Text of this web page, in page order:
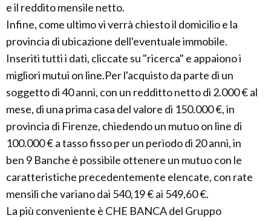
e il reddito mensile netto.
Infine, come ultimo vi verrà chiesto il domicilio e la
provincia di ubicazione dell'eventuale immobile.
Inseriti tutti i dati, cliccate su "ricerca" e appaiono i
migliori mutui on line.Per l'acquisto da parte di un
soggetto di 40 anni, con un redditto netto di 2.000 € al
mese, di una prima casa del valore di 150.000 €, in
provincia di Firenze, chiedendo un mutuo on line di
100.000 € a tasso fisso per un periodo di 20 anni, in
ben 9 Banche è possibile ottenere un mutuo con le
caratteristiche precedentemente elencate, con rate
mensili che variano dai 540,19 € ai 549,60 €.
La più conveniente è CHE BANCA del Gruppo